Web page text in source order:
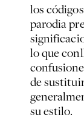
los
parodia
lo que
de
su estilo.